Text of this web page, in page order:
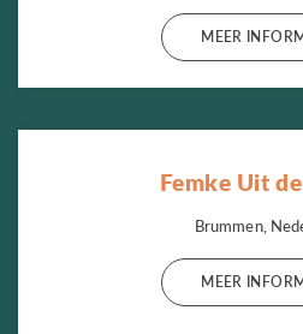
MEER
Femke Uit
Brummen,
MEER